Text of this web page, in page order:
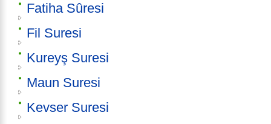
Fatiha Sûresi
Fil Suresi
Kureyş Suresi
Maun Suresi
Kevser Suresi